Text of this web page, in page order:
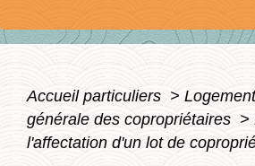
Accueil particuliers >
générale des copropriétaires >
l'affectation d'un lot de